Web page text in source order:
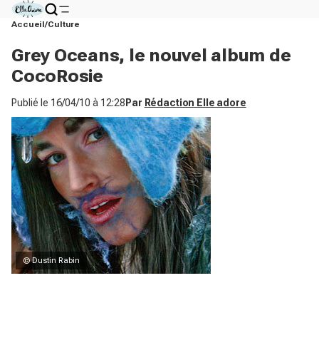
Accueil Culture
Grey Oceans, le nouvel album de
CocoRosie
Publié le 16/04/10 à 12:28 Par Rédaction Elle adore
© Dustin Rabin